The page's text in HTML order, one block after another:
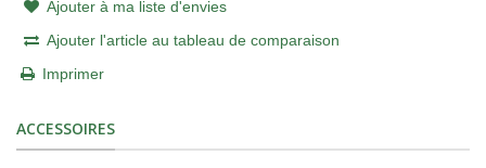
Ajouter à ma liste d'envies
Ajouter l'article au tableau de comparaison
Imprimer
ACCESSOIRES